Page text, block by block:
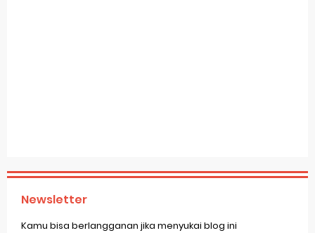
Newsletter
Kamu bisa berlangganan jika menyukai blog ini